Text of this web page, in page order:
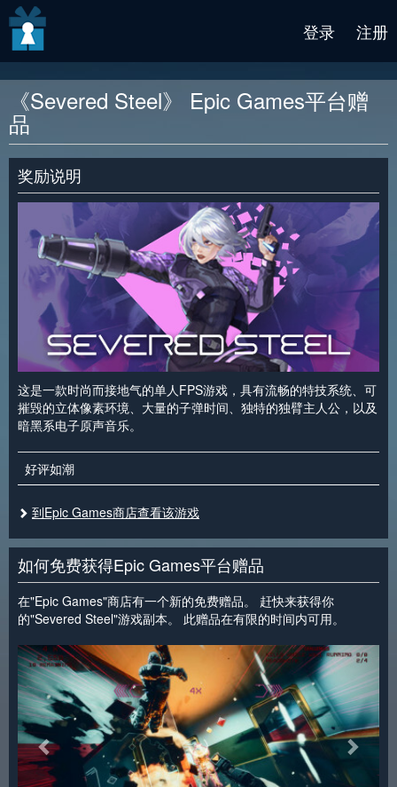
登录 注册
《Severed Steel》 Epic Games平台赠
品
奖励说明
这是一款时尚而接地气的单人FPS游戏，具有流畅的特技系统、可
摧毁的立体像素环境、大量的子弹时间、独特的独臂主人公，以及
暗黑系电子原声音乐。
好评如潮
到Epic Games商店查看该游戏
如何免费获得Epic Games平台赠品
在"Epic Games"商店有一个新的免费赠品。 赶快来获得你
的"Severed Steel"游戏副本。 此赠品在有限的时间内可用。
< >